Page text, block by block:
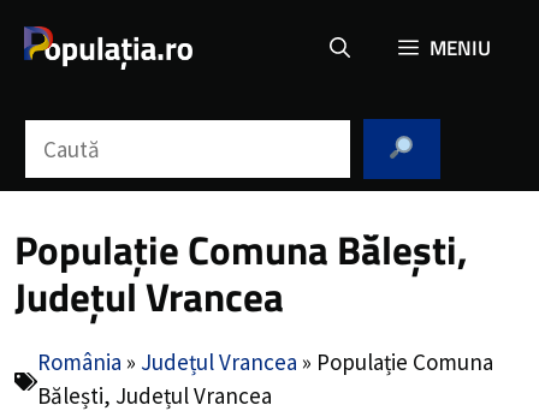
MENIU
Populație Comuna Bălești,
Județul Vrancea
România » Județul Vrancea » Populație Comuna
Bălești, Județul Vrancea